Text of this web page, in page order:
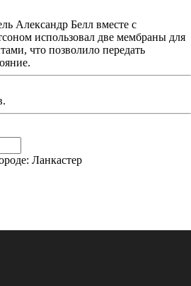
Александр Белл вместе с
использовал две мембраны для
что позволило передать
Ланкастер